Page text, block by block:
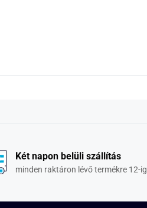
Két napon belüli szállítás
minden raktáron lévő termékre 12-ig